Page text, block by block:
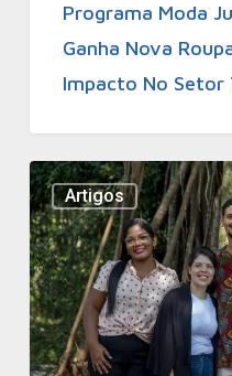
Programa Moda
Ganha Nova
Impacto No Setor
Artigos